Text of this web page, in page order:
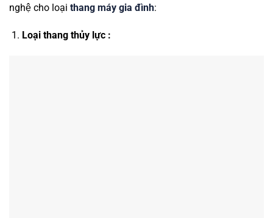
nghệ cho loại thang máy gia đình:
Loại thang thủy lực :